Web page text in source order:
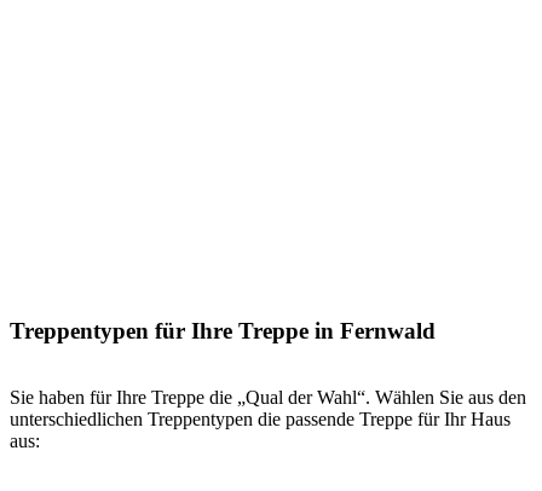
Treppentypen für Ihre Treppe in Fernwald
Sie haben für Ihre Treppe die „Qual der Wahl“. Wählen Sie aus den
unterschiedlichen Treppentypen die passende Treppe für Ihr Haus
aus: